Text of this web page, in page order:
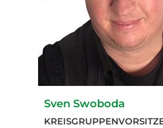
Sven Swoboda